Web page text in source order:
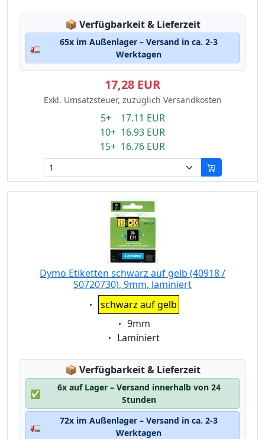
📦 Lagerstatus:
Verfügbarkeit & Lieferzeit
🚛
65x im Außenlager – Versand in ca. 2-3
Werktagen
17,28 EUR
Exkl. Umsatzsteuer, zuzüglich Versandkosten
5+ 17.11 EUR
10+ 16.93 EUR
15+ 16.76 EUR
Dymo Etiketten schwarz auf gelb (40918 /
S0720730), 9mm, laminiert
Eigenschaft:
schwarz auf gelb
Eigenschaft:
9mm
Eigenschaft:
Laminiert
📦 Lagerstatus:
Verfügbarkeit & Lieferzeit
✅
6x auf Lager – Versand innerhalb von 24
Stunden
🚛
72x im Außenlager – Versand in ca. 2-3
Werktagen